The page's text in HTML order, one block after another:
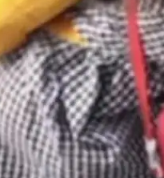
任务可能
冷启动到
一篇博
this wro
聊天记
律师 Gabr
下午 5:53
了封邮
调查前苹
办公
架HUAWE
即可使
提的是，
P
能——你写
一句话让
提示：
M
此纪
天正式发
代音视频
个特殊之
个名字，
）。 对于
显示，AI